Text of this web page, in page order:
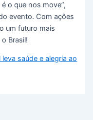
o que nos move”,
evento. Com ações
um futuro mais
Brasil!
saúde e alegria ao